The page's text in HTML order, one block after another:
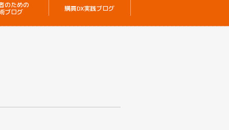
のための
ブログ
購買DX実践ブログ